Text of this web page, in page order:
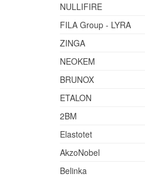
NULLIFIRE
FILA Group - LYRA
ZINGA
NEOKEM
BRUNOX
ETALON
2BM
Elastotet
AkzoNobel
Belinka